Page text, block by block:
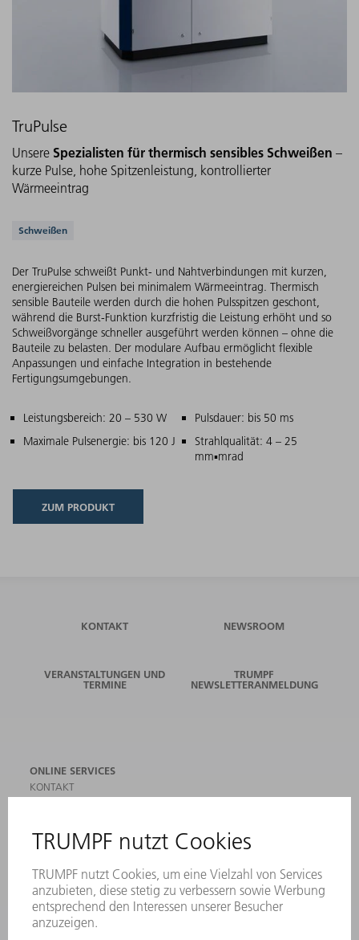
TruPulse
Unsere Spezialisten für thermisch sensibles Schweißen –
kurze Pulse, hohe Spitzenleistung, kontrollierter
Wärmeeintrag
Unterstützte Anwendungen
Schweißen
Der TruPulse schweißt Punkt- und Nahtverbindungen mit kurzen,
energiereichen Pulsen bei minimalem Wärmeeintrag. Thermisch
sensible Bauteile werden durch die hohen Pulsspitzen geschont,
während die Burst-Funktion kurzfristig die Leistung erhöht und so
Schweißvorgänge schneller ausgeführt werden können – ohne die
Bauteile zu belasten. Der modulare Aufbau ermöglicht flexible
Anpassungen und einfache Integration in bestehende
Fertigungsumgebungen.
Hauptmerkmale
Leistungsbereich: 20 – 530 W
Pulsdauer: bis 50 ms
Maximale Pulsenergie: bis 120 J
Strahlqualität: 4 – 25
mm▪mrad
ZUM PRODUKT
KONTAKT NEWSROOM
VERANSTALTUNGEN UND
TERMINE
TRUMPF
NEWSLETTERANMELDUNG
ONLINE SERVICES
KONTAKT
VERANSTALTUNGEN UND TERMINE
NEWSLETTER-ANMELDUNG
MYTRUMPF
SICHERHEITSDATENBLÄTTER
PRODUKTE
MASCHINEN & SYSTEME
LASER